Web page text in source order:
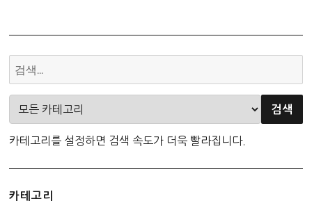
카테고리를 설정하면 검색 속도가 더욱 빨라집니다.
카테고리